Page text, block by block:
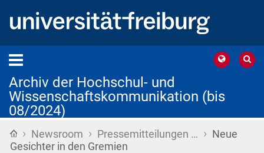
Archiv der Hochschul- und
Wissenschaftskommunikation (bis
08/2024)
Startseite
› Newsroom › Pressemitteilungen … › Neue
Gesichter in den Gremien